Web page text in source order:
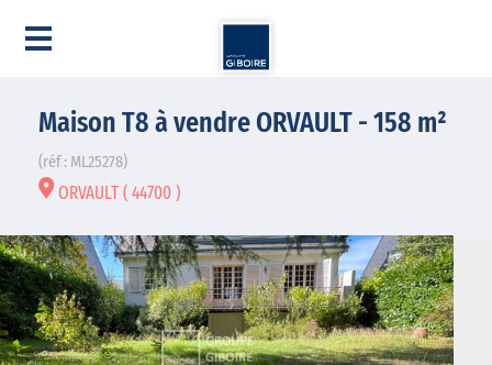
Maison T8 à vendre ORVAULT - 158 m²
(réf : ML25278)
ORVAULT ( 44700 )